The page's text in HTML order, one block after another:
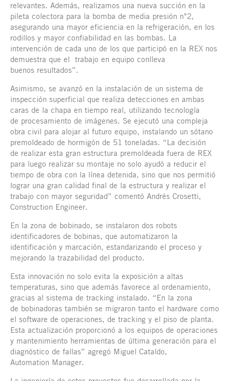
relevantes. Además, realizamos una nueva succión en la
pileta colectora para la bomba de media presión n°2,
asegurando una mayor eficiencia en la refrigeración, en los
rodillos y mayor confiabilidad en las bombas. La
intervención de cada uno de los que participó en la REX nos
demuestra que el trabajo en equipo conlleva
buenos resultados”.
Asimismo, se avanzó en la instalación de un sistema de
inspección superficial que realiza detecciones en ambas
caras de la chapa en tiempo real, utilizando tecnología
de procesamiento de imágenes. Se ejecutó una compleja
obra civil para alojar al futuro equipo, instalando un sótano
premoldeado de hormigón de 51 toneladas. “La decisión
de realizar esta gran estructura premoldeada fuera de REX
para luego realizar su montaje no solo ayudó a reducir el
tiempo de obra con la línea detenida, sino que nos permitió
lograr una gran calidad final de la estructura y realizar el
trabajo con mayor seguridad” comentó Andrés Crosetti,
Construction Engineer.
En la zona de bobinado, se instalaron dos robots
identificadores de bobinas, que automatizaron la
identificación y marcación, estandarizando el proceso y
mejorando la trazabilidad del producto.
Esta innovación no solo evita la exposición a altas
temperaturas, sino que además favorece al ordenamiento,
gracias al sistema de tracking instalado. “En la zona
de bobinadoras también se migraron tanto el hardware como
el software de operaciones, de tracking y el piso de planta.
Esta actualización proporcionó a los equipos de operaciones
y mantenimiento herramientas de última generación para el
diagnóstico de fallas” agregó Miguel Cataldo,
Automation Manager.